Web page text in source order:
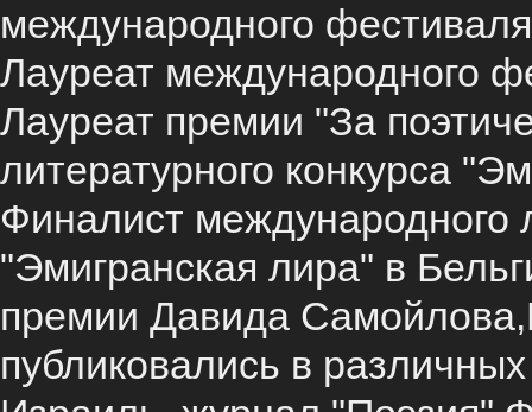
международного
Лауреат международного
Лауреат премии "За
литературного конкурса
Финалист международного
"Эмигранская лира" в
премии Давида
публиковались в